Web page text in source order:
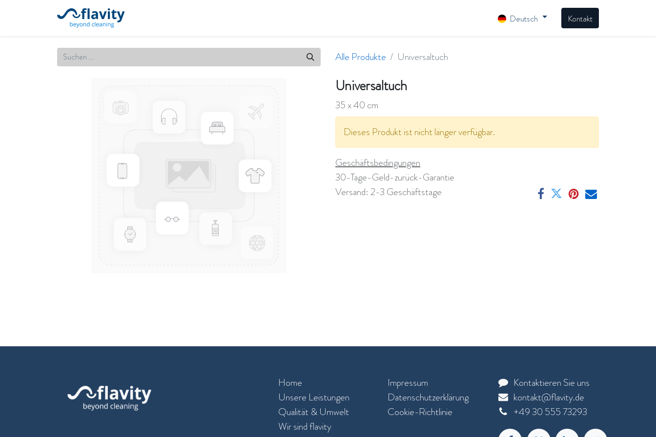
Deutsch Kontakt
Alle Produkte Universaltuch
Universaltuch
35 x 40 cm
Dieses Produkt ist nicht länger verfügbar.
Geschäftsbedingungen
30-Tage-Geld-zurück-Garantie
Versand: 2-3 Geschäftstage
Home
Unsere Leistungen​
Qualität & Umwelt
Wir sind flavity
Impressum
Datenschutzerklärung
Cookie-Richtlinie
Kontaktieren Sie uns
kontakt@flavity.de
+49 30 555 73293